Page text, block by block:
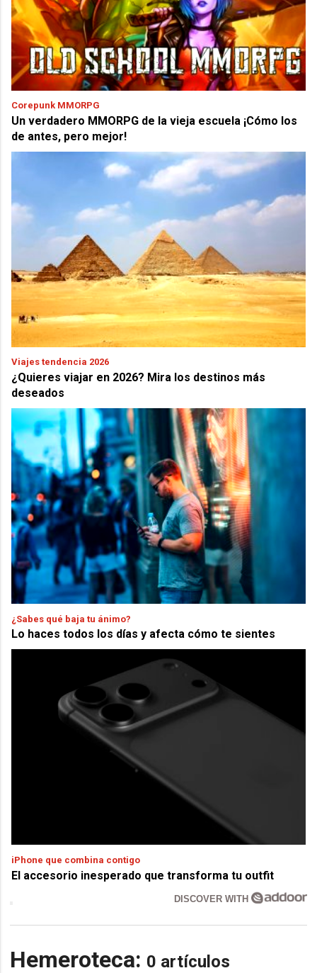
Corepunk MMORPG
Un verdadero MMORPG de la vieja escuela ¡Cómo los
de antes, pero mejor!
Viajes tendencia 2026
¿Quieres viajar en 2026? Mira los destinos más
deseados
¿Sabes qué baja tu ánimo?
Lo haces todos los días y afecta cómo te sientes
iPhone que combina contigo
El accesorio inesperado que transforma tu outfit
DISCOVER WITH
Hemeroteca: 0 artículos